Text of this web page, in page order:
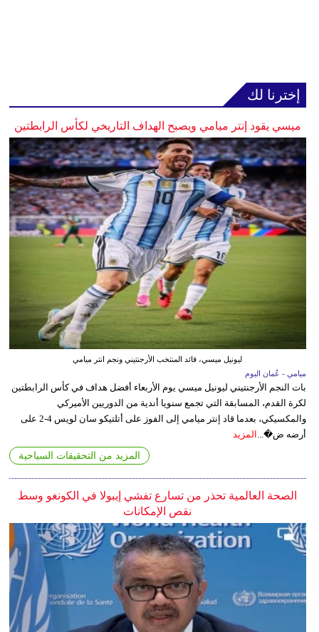
إخترنا لك
ميسي يقود إنتر ميامي ويصبح الهداف التاريخي لكأس الرابطتين
ليونيل ميسي، قائد المنتخب الأرجنتيني ونجم انتر ميامي
ميامي - عُمان اليوم
بات النجم الأرجنتيني ليونيل ميسي يوم الأربعاء أفضل هداف في كأس الرابطتين
لكرة القدم، المسابقة التي تجمع سنويا أندية من الدوريين الأميركي
والمكسيكي، بعدما قاد إنتر ميامي إلى الفوز على أتلتيكو سان لويس 4-2 على
أرضه ض�... المزيد
المزيد من التحقيقات السياحية
الصحة العالمية تحذر من تسارع تفشي إيبولا في الكونغو وسط
نقص الإمكانات